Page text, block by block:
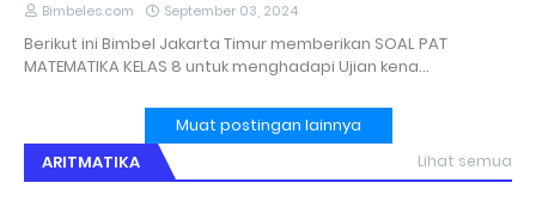
Bimbeles.com September 03, 2024
Berikut ini Bimbel Jakarta Timur memberikan SOAL PAT
MATEMATIKA KELAS 8 untuk menghadapi Ujian kena…
Muat postingan lainnya
ARITMATIKA
Lihat semua